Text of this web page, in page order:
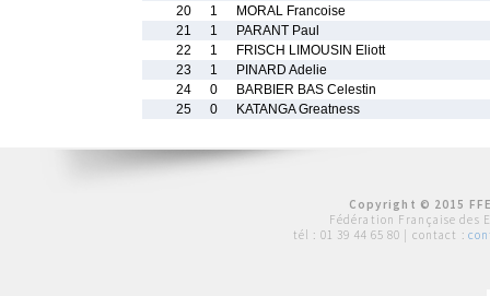
20
1
MORAL Francoise
21
1
PARANT Paul
22
1
FRISCH LIMOUSIN Eliott
23
1
PINARD Adelie
24
0
BARBIER BAS Celestin
25
0 KATANGA Greatness
Copyright © 2015
Fédération Française des
tél : 01 39 44 65 80 | contact :